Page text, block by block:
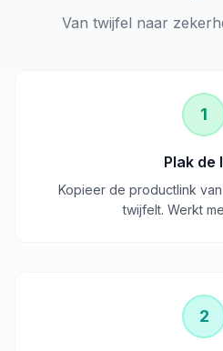
Van twijfel naar
1
Plak de
Kopieer de productlink
twijfelt. Werkt
2